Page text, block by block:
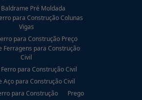
Baldrame Pré Moldada
para Construção Colunas
Vigas
para Construção Preço
Ferragens para Construção
Civil
para Construção Civil
Aço para Construção Civil
para Construção
Prego